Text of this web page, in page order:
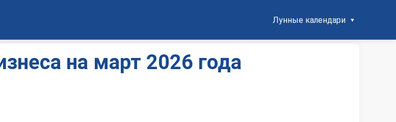
Лунные календари
на март 2026 года